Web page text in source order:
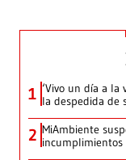
1 ‘Vivo un día a la
la despedida de
2 MiAmbiente
incumplimientos